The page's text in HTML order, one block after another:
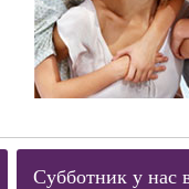
Субботник у нас